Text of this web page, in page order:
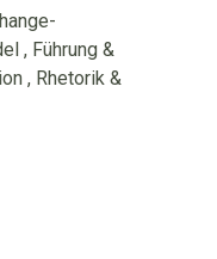
, Führung &
, Rhetorik &